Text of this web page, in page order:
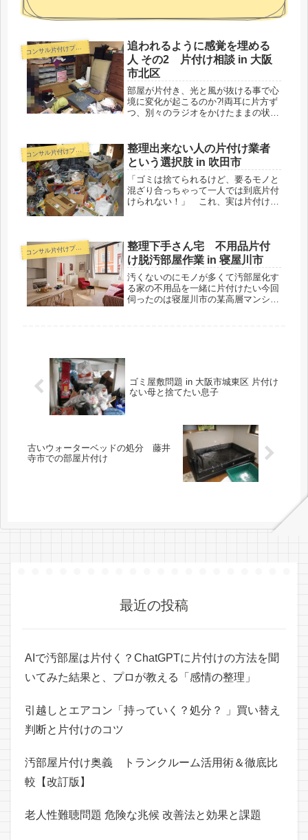
コ
ンサル片付けプラン
追われるように感覚を埋める
人 その2 片付け相談 in 大阪
市北区
部屋が片付き、光と風が抜ける事で心
境に変化が起こるのか?!両耳に片方ず
つ、別々のラジオをかけたままの状態
ノになると想定していなかった為、改
めてタイトルにナンバリン
グ・・・。...
コ
ンサル片付けプラン
整理出来ない人の片付け業者
という選択肢 in 吹田市
「ゴミは捨てられるけど、要るモノと
混ざり合っちゃって一人では到底片付
けられない！」 これ、実は片付けの
じや片付けが億劫でおさぼりしてしま
った結果・・
コ
ンサル片付けプラン
整理下手さん宅 不用品片付
け脱汚部屋作業 in 寝屋川市
汚くないのにモノが多くて汚部屋化す
る家の不用品を一緒に片付けたい今回
伺ったのは寝屋川市の某高層マンショ
ゴミ屋敷問題 in 大阪市城東区 片付け
ない母と捨てたい息子
古いウォーターベッドの処分 藤井
寺市での部屋片付け
最近の投稿
AIで汚部屋は片付く？ChatGPTに片付けの方法を聞
いてみた結果と、プロが教える「感情の整理」
引越しとエアコン「持っていく？処分？ 」買い替え
判断と片付けのコツ
汚部屋片付け奥義 トランクルーム活用術＆徹底比
較【改訂版】
老人性難聴問題 危険な兆候 改善法と効果と課題